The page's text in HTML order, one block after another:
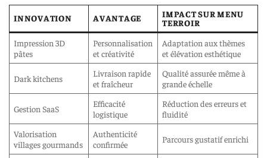
INNOVATION AVANTAGE
IMPACT SUR MENU
TERROIR
Impression 3D
pâtes
Personnalisation
et créativité
Adaptation aux thèmes
et élévation esthétique
Dark kitchens
Livraison rapide
et fraîcheur
Qualité assurée même à
grande échelle
Gestion SaaS
Efficacité
logistique
Réduction des erreurs et
fluidité
Valorisation
villages gourmands
Authenticité
confirmée
Parcours gustatif enrichi